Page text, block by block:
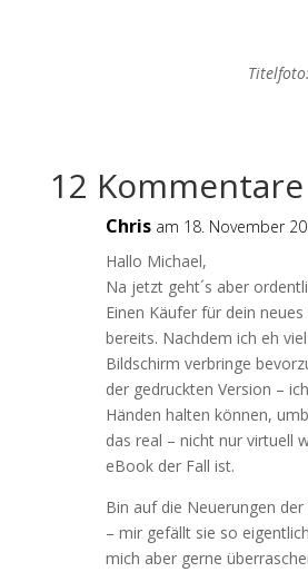
12 Kommentare
Chris am 18. November
Hallo Michael,
Na jetzt geht´s aber
Einen Käufer für dein
bereits. Nachdem ich eh
Bildschirm verbringe
der gedruckten Version –
Händen halten können,
das real – nicht nur virtuell
eBook der Fall ist.
Bin auf die Neuerungen
– mir gefällt sie so
mich aber gerne